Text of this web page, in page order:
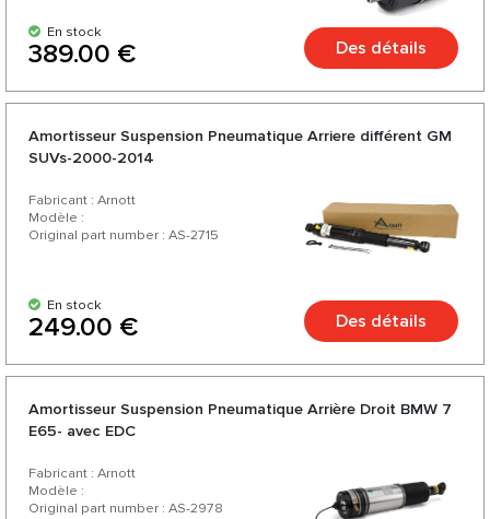
En stock
389.00 € Des détails
Amortisseur Suspension Pneumatique Arriere différent GM
SUVs-2000-2014
Fabricant : Arnott
Modèle :
Original part number : AS-2715
En stock
249.00 € Des détails
Amortisseur Suspension Pneumatique Arrière Droit BMW 7
E65- avec EDC
Fabricant : Arnott
Modèle :
Original part number : AS-2978